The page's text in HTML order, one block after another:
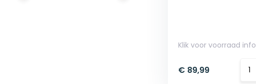
Klik voor voorraad info
€ 89,99